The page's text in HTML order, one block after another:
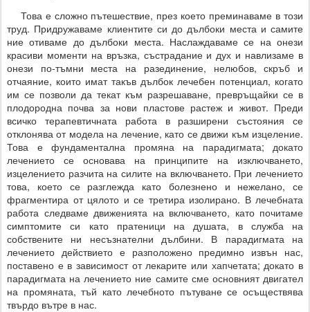
Това е сложно пътешествие, през което преминаваме в този
труд. Придружаваме клиентите си до дълбоки места и самите
ние отиваме до дълбоки места. Наслаждаваме се на онези
красиви моменти на връзка, състрадание и дух и навлизаме в
онези по-тъмни места на разединение, нелюбов, скръб и
отчаяние, които имат такъв дълбок лечебен потенциал, когато
им се позволи да текат към разрешаване, превръщайки се в
плодородна почва за нови пластове растеж и живот. Преди
всичко терапевтичната работа в разширени състояния се
отклонява от модела на лечение, като се движи към изцеление.
Това е фундаментална промяна на парадигмата; докато
лечението се основава на принципите на изключването,
изцелението разчита на силите на включването. При лечението
това, което се разглежда като болезнено и нежелано, се
фрагментира от цялото и се третира изолирано. В лечебната
работа следваме движенията на включването, като почитаме
симптомите си като пратеници на душата, в служба на
собствените ни несъзнателни дълбини. В парадигмата на
лечението действието е разположено предимно извън нас,
поставено е в зависимост от лекарите или хапчетата; докато в
парадигмата на лечението ние самите сме основният двигател
на промяната, тъй като лечебното пътуване се осъществява
твърдо вътре в нас.